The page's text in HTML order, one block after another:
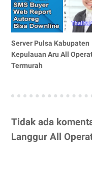
Server Pulsa Kabupaten
Kepulauan Aru All
Termurah
Tidak ada
Langgur All